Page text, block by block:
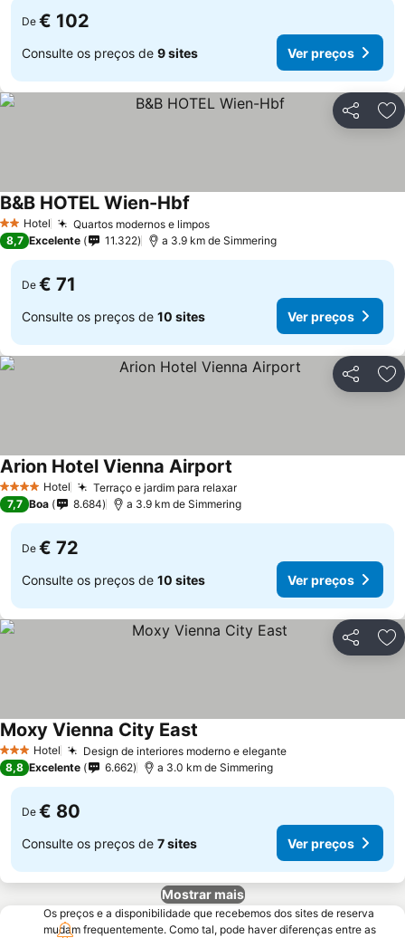
De € 102
Consulte os preços de 9 sites Ver preços
Partilhar
2 Estrelas
Hotel Quartos modernos e limpos
B&B HOTEL Wien-Hbf
8,7 Excelente 11.322 a 3.9 km de Simmering
De € 71
Consulte os preços de 10 sites Ver preços
Partilhar
4 EstrelasHotel Terraço e jardim para relaxar
Arion Hotel Vienna Airport
7,7 Boa 8.684 a 3.9 km de Simmering
De € 72
Consulte os preços de 10 sites Ver preços
Partilhar
3 EstrelasHotel Design de interiores moderno e elegante
Moxy Vienna City East
8,8 Excelente 6.662 a 3.0 km de Simmering
De € 80
Consulte os preços de 7 sites Ver preços
Mostrar mais
Os preços e a disponibilidade que recebemos dos sites de reserva
mudam frequentemente. Como tal, pode haver diferenças entre as